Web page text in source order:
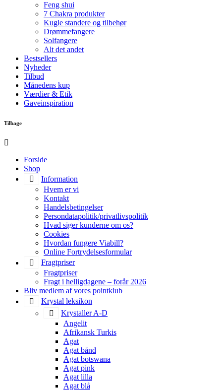
Feng shui
7 Chakra produkter
Kugle standere og tilbehør
Drømmefangere
Solfangere
Alt det andet
Bestsellers
Nyheder
Tilbud
Månedens kup
Værdier & Etik
Gaveinspiration
Tilbage
Forside
Shop
Information
Hvem er vi
Kontakt
Handelsbetingelser
Persondatapolitik/privatlivspolitik
Hvad siger kunderne om os?
Cookies
Hvordan fungere Viabill?
Online Fortrydelsesformular
Fragtpriser
Fragtpriser
Fragt i helligdagene – forår 2026
Bliv medlem af vores pointklub
Krystal leksikon
Krystaller A-D
Angelit
Afrikansk Turkis
Agat
Agat bånd
Agat botswana
Agat pink
Agat lilla
Agat blå